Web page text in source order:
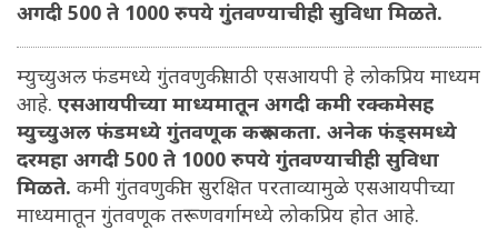
अगदी 500 ते 1000 रुपये गुंतवण्याचीही सुविधा मिळते.
म्युच्युअल फंडमध्ये गुंतवणुकीसाठी एसआयपी हे लोकप्रिय माध्यम
आहे. एसआयपीच्या माध्यमातून अगदी कमी रक्कमेसह
म्युच्युअल फंडमध्ये गुंतवणूक करू शकता. अनेक फंड्समध्ये
दरमहा अगदी 500 ते 1000 रुपये गुंतवण्याचीही सुविधा
मिळते. कमी गुंतवणुकीत सुरक्षित परताव्यामुळे एसआयपीच्या
माध्यमातून गुंतवणूक तरूणवर्गामध्ये लोकप्रिय होत आहे.